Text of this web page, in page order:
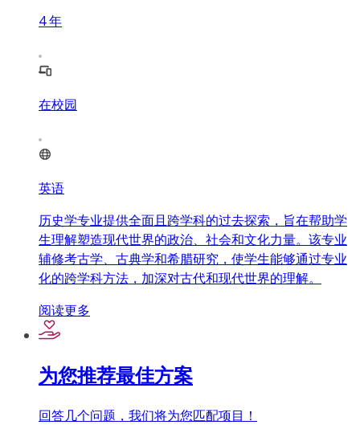
4年
在校园
英语
历史学专业提供全面且跨学科的过去探索，旨在帮助学
生理解塑造现代世界的政治、社会和文化力量。该专业
辅修考古学、古典学和希腊研究，使学生能够通过专业
化的跨学科方法，加深对古代和现代世界的理解。
阅读更多
为您推荐最佳方案
回答几个问题，我们将为您匹配项目！